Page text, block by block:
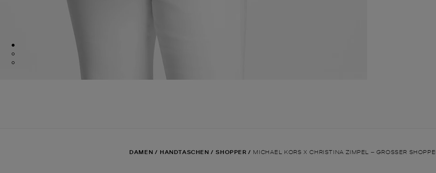
DAMEN / HANDTASCHEN / SHOPPER / MICHAEL KORS X CHRISTINA ZIMPEL ‒ GROSSER